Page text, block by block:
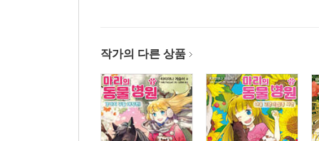
8. 초코칩이 위험해!
9. 외로운 조랑말 후버
10. 때 빼고 광내기
11. 페퍼의 주인은 누구?
12. 불쌍한 한스 할아버지
작가의 다른 상품